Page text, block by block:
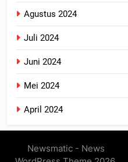
Agustus 2024
Juli 2024
Juni 2024
Mei 2024
April 2024
Newsmatic - News